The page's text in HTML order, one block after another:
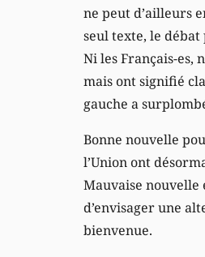
ne peut d’ailleurs
seul texte, le
Ni les Français-es,
mais ont signifié
gauche a
Bonne nouvelle
l’Union ont
Mauvaise nouvelle
d’envisager une
bienvenue.